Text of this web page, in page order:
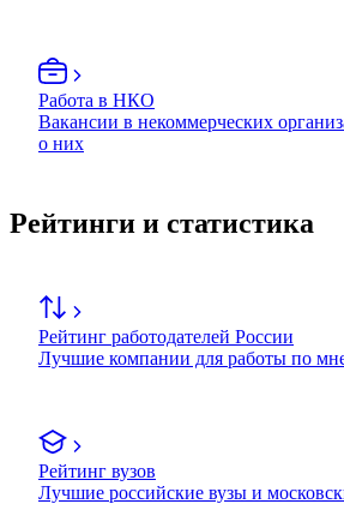
Работа в НКО
Вакансии в некоммерческих
о них
Рейтинги и статистика
Рейтинг работодателей России
Лучшие компании для работы по
Рейтинг вузов
Лучшие российские вузы и